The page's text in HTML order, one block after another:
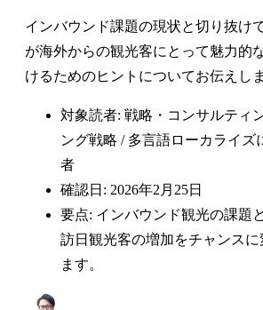
インバウンド課題の現状と切り抜け
が海外からの観光客にとって魅力的
けるためのヒントについてお伝えしま
対象読者: 戦略・コンサルティ
ング戦略 / 多言語ローカライズ
者
確認日: 2026年2月25日
要点: インバウンド観光の課題
訪日観光客の増加をチャンス
ます。